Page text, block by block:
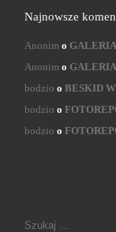
Najnowsze
Anonimo
Anonimo
bodzio o BESKID
bodzio o
bodzio o
SZUKAJ